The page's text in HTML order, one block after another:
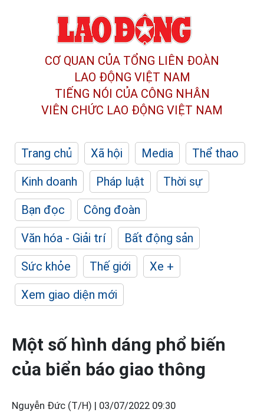
CƠ QUAN CỦA TỔNG LIÊN ĐOÀN
LAO ĐỘNG VIỆT NAM
TIẾNG NÓI CỦA CÔNG NHÂN
VIÊN CHỨC LAO ĐỘNG VIỆT NAM
Trang chủ Xã hội Media
Thể thao
Kinh doanh
Pháp luật
Thời sự
Bạn đọc
Công đoàn
Văn hóa - Giải trí
Bất động sản
Sức khỏe
Thế giới
Xe +
Xem giao diện mới
Một số hình dáng phổ biến
của biển báo giao thông
Nguyễn Đức (T/H) | 03/07/2022 09:30